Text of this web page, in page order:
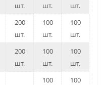
шт.
шт.
шт.
200
шт.
100
шт.
100
шт.
200
шт.
100
шт.
100
шт.
100
100